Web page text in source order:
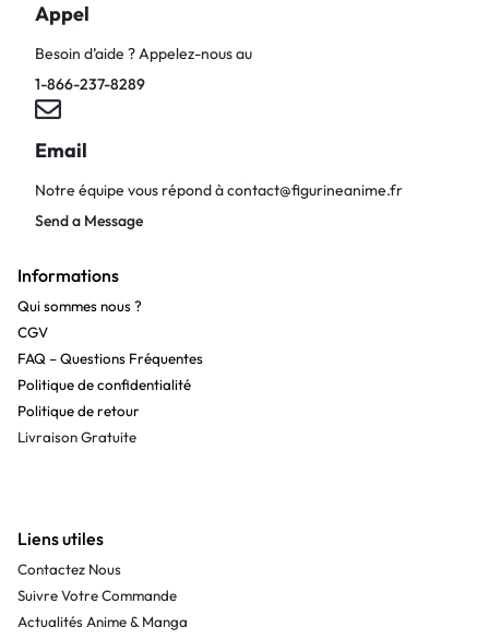
Appel
Besoin d’aide ? Appelez-nous au
1-866-237-8289
Email
Notre équipe vous répond àcontact@figurineanime.fr
Send a Message
Informations
Qui sommes nous ?
CGV
FAQ – Questions Fréquentes
Politique de confidentialité
Politique de retour
Livraison Gratuite
Liens utiles
Contactez Nous
Suivre Votre Commande
Actualités Anime & Manga